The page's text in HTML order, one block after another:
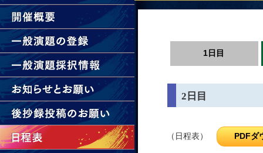
1日目
2日目
（日程表） PDFダ